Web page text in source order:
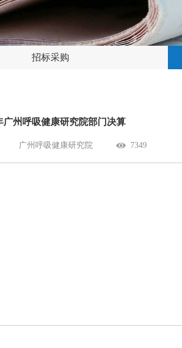
招标采购
广州呼吸健康研究院部门决算
广州呼吸健康研究院 7349